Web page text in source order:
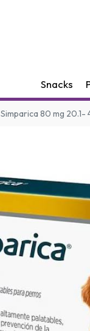
Snacks
Simparica 80 mg 20.1-